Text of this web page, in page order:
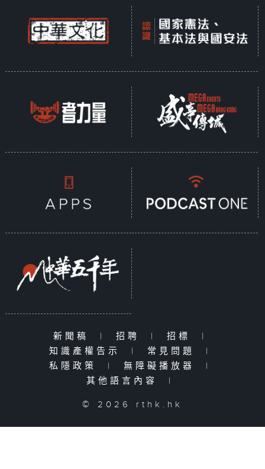
新聞稿 | 招聘 | 招標
|
知識產權告示
| 常見問題
|
私隱政策
| 無障礙播放器
|
其他語言內容
|
© 2026 rthk.hk